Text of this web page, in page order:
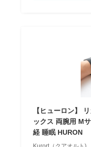
【ヒューロン】
ックス 両腕用 M
経 睡眠 HURON